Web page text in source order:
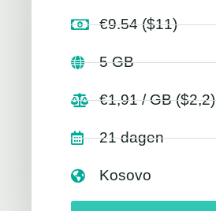
€9.54 ($11)
5 GB
€1,91 / GB ($2,2)
21 dagen
Kosovo